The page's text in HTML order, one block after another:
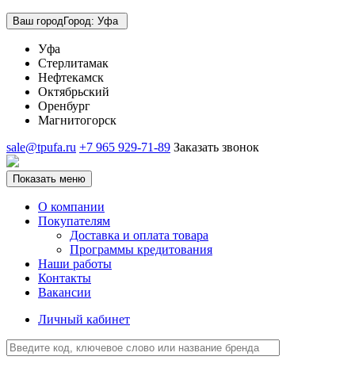
Ваш городГород: Уфа
Уфа
Стерлитамак
Нефтекамск
Октябрьский
Оренбург
Магнитогорск
sale@tpufa.ru +7 965 929-71-89 Заказать звонок
Показать меню
О компании
Покупателям
Доставка и оплата товара
Программы кредитования
Наши работы
Контакты
Вакансии
Личный кабинет